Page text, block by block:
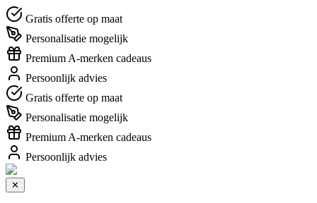
Gratis offerte op maat
Personalisatie mogelijk
Premium A-merken cadeaus
Persoonlijk advies
Gratis offerte op maat
Personalisatie mogelijk
Premium A-merken cadeaus
Persoonlijk advies
✕